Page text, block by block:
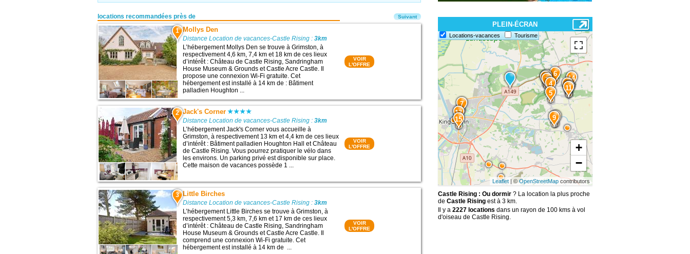
locations recommandées près de
1 Mollys Den
Distance Location de vacances-Castle Rising :3km
L’hébergement Mollys Den se trouve à Grimston, à
respectivement 4,6 km, 7,4 km et 18 km de ces lieux
d’intérêt : Château de Castle Rising, Sandringham
House Museum & Grounds et Castle Acre Castle. Il
propose une connexion Wi-Fi gratuite. Cet
hébergement est installé à 14 km de : Bâtiment
palladien Houghton ...
VOIR
L'OFFRE
2 Jack's Corner
Distance Location de vacances-Castle Rising :3km
L’hébergement Jack's Corner vous accueille à
Grimston, à respectivement 13 km et 4,4 km de ces lieux
d’intérêt : Bâtiment palladien Houghton Hall et Château
de Castle Rising. Vous pourrez pratiquer le vélo dans
les environs. Un parking privé est disponible sur place.
Cette maison de vacances possède 1 ...
VOIR
L'OFFRE
3 Little Birches
Distance Location de vacances-Castle Rising :3km
L’hébergement Little Birches se trouve à Grimston, à
respectivement 5,3 km, 7,6 km et 17 km de ces lieux
d’intérêt : Château de Castle Rising, Sandringham
House Museum & Grounds et Castle Acre Castle. Il
comprend une connexion Wi-Fi gratuite. Cet
hébergement est installé à 14 km de ...
VOIR
L'OFFRE
Suivant
PLEIN-ÉCRAN
Locations-vacances Tourisme
15
14
13
12
11
10
9
8
7
6
5
4
3
2
1
+
−
Leaflet | ©OpenStreetMap contributors
Castle Rising : Ou dormir? La location la plus proche
de Castle Risingest à 3 km.
Il y a 2227 locations dans un rayon de 100 kms à vol
d'oiseau de Castle Rising.